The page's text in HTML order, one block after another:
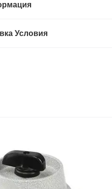
Условия